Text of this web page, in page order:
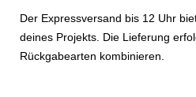
Der Expressversand bis 12 Uhr
deines Projekts. Die Lieferung
Rückgabearten kombinieren.